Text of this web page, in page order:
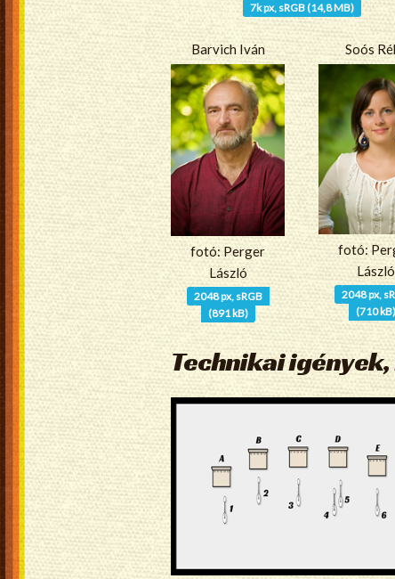
7k px, sRGB (14,8 MB)
Barvich Iván
fotó: Perger
László
2048 px, sRGB
(891 kB)
Soós
fotó:
László
2048 px,
(710 kB)
Technikai